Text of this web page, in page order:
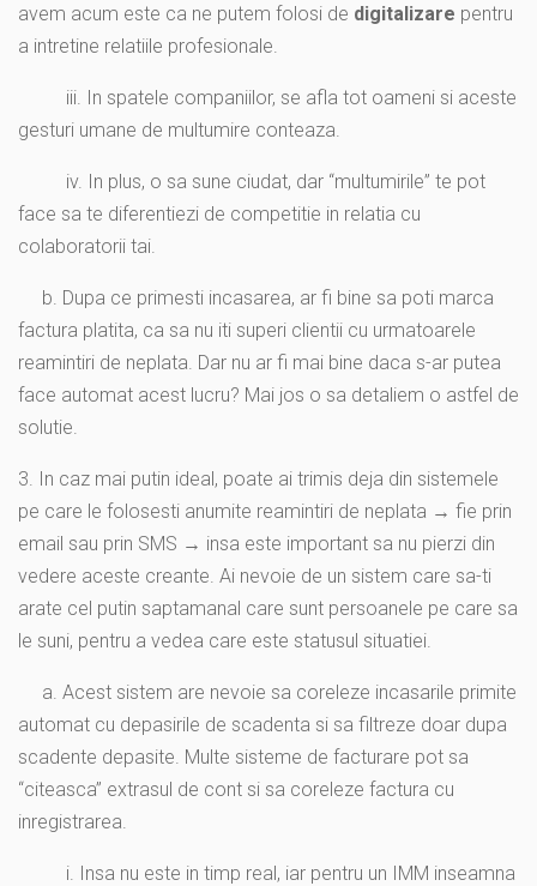
avem acum este ca ne putem folosi de digitalizare pentru
a intretine relatiile profesionale.
iii. In spatele companiilor, se afla tot oameni si aceste
gesturi umane de multumire conteaza.
iv. In plus, o sa sune ciudat, dar “multumirile” te pot
face sa te diferentiezi de competitie in relatia cu
colaboratorii tai.
b. Dupa ce primesti incasarea, ar fi bine sa poti marca
factura platita, ca sa nu iti superi clientii cu urmatoarele
reamintiri de neplata. Dar nu ar fi mai bine daca s-ar putea
face automat acest lucru? Mai jos o sa detaliem o astfel de
solutie.
3. In caz mai putin ideal, poate ai trimis deja din sistemele
pe care le folosesti anumite reamintiri de neplata → fie prin
email sau prin SMS → insa este important sa nu pierzi din
vedere aceste creante. Ai nevoie de un sistem care sa-ti
arate cel putin saptamanal care sunt persoanele pe care sa
le suni, pentru a vedea care este statusul situatiei.
a. Acest sistem are nevoie sa coreleze incasarile primite
automat cu depasirile de scadenta si sa filtreze doar dupa
scadente depasite. Multe sisteme de facturare pot sa
“citeasca” extrasul de cont si sa coreleze factura cu
inregistrarea.
i. Insa nu este in timp real, iar pentru un IMM inseamna